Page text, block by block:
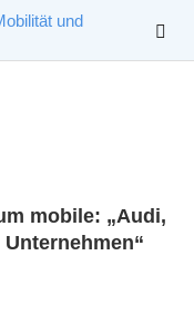
mobile: „Audi,